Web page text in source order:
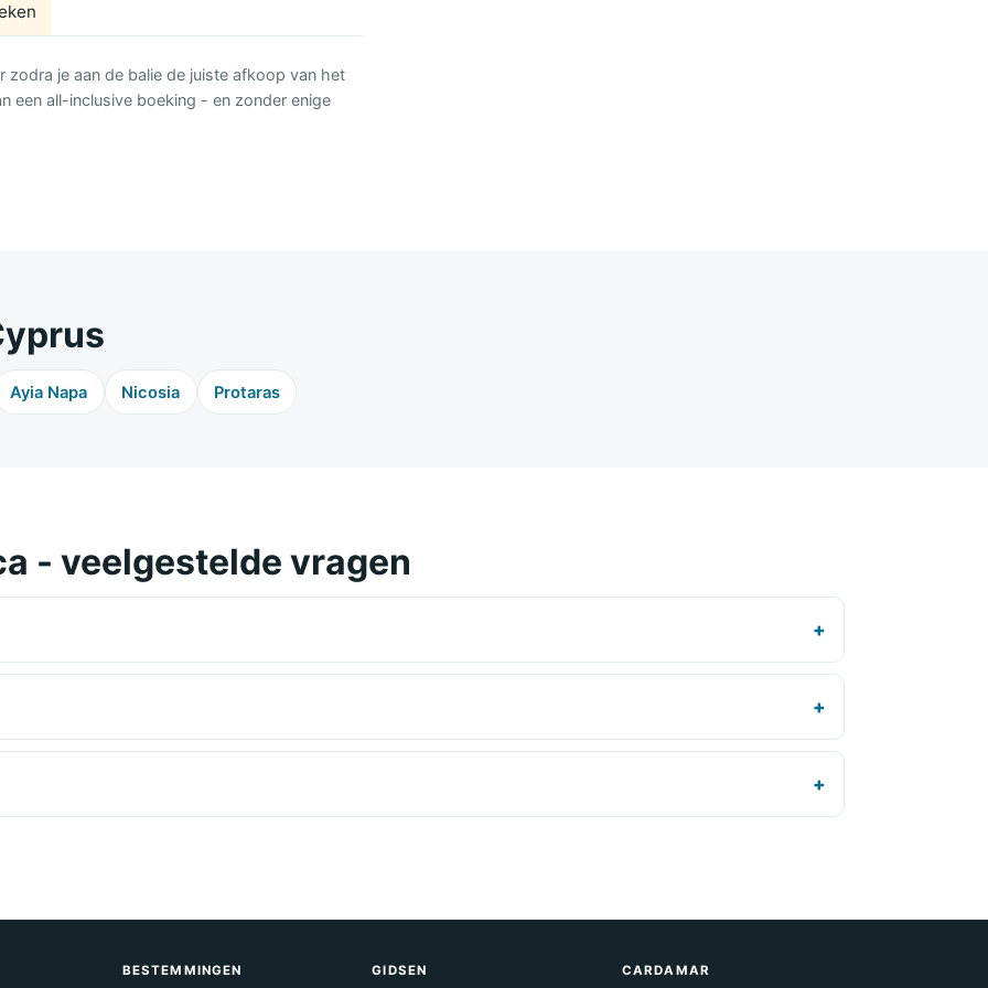
je aan de balie de juiste afkoop van het
een all-inclusive boeking - en zonder enige
Ayia Napa Nicosia Protaras
- veelgestelde vragen
BESTEMMINGEN GIDSEN CARDAMAR